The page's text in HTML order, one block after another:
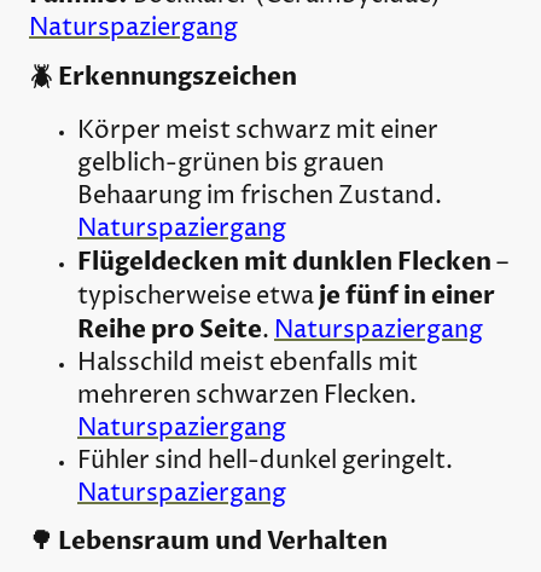
Naturspaziergang
🪲 Erkennungszeichen
Körper meist schwarz mit einer
gelblich-grünen bis grauen
Behaarung im frischen Zustand.
Naturspaziergang
Flügeldecken mit dunklen Flecken–
typischerweise etwaje fünf in einer
Reihe pro Seite.Naturspaziergang
Halsschild meist ebenfalls mit
mehreren schwarzen Flecken.
Naturspaziergang
Fühler sind hell-dunkel geringelt.
Naturspaziergang
🌳 Lebensraum und Verhalten